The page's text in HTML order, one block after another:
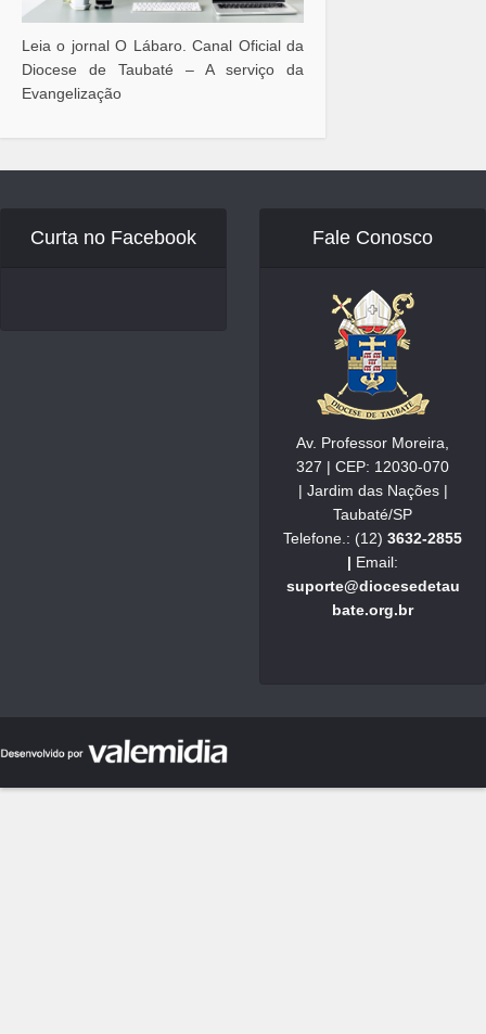
Leia o jornal O Lábaro. Canal Oficial da
Diocese de Taubaté – A serviço da
Evangelização
Curta no Facebook Fale Conosco
Av. Professor Moreira,
327 | CEP: 12030-070
| Jardim das Nações |
Taubaté/SP
Telefone.: (12) 3632-2855
| Email:
suporte@diocesedetau
bate.org.br